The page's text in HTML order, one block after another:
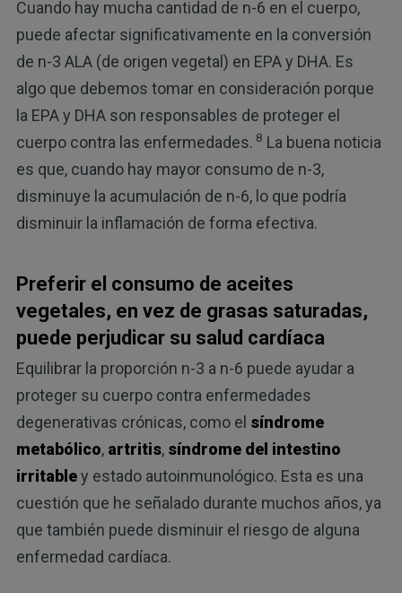
Cuando hay mucha cantidad de n-6 en el cuerpo,
puede afectar significativamente en la conversión
de n-3 ALA (de origen vegetal) en EPA y DHA. Es
algo que debemos tomar en consideración porque
la EPA y DHA son responsables de proteger el
cuerpo contra las enfermedades. 8 La buena noticia
es que, cuando hay mayor consumo de n-3,
disminuye la acumulación de n-6, lo que podría
disminuir la inflamación de forma efectiva.
Preferir el consumo de aceites
vegetales, en vez de grasas saturadas,
puede perjudicar su salud cardíaca
Equilibrar la proporción n-3 a n-6 puede ayudar a
proteger su cuerpo contra enfermedades
degenerativas crónicas, como el síndrome
metabólico, artritis, síndrome del intestino
irritabley estado autoinmunológico. Esta es una
cuestión que he señalado durante muchos años, ya
que también puede disminuir el riesgo de alguna
enfermedad cardíaca.